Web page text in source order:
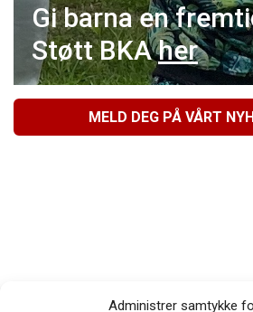
Administrer samtykke
Gi barna en
Støtt BKAher
MELD DEG PÅ VÅRT